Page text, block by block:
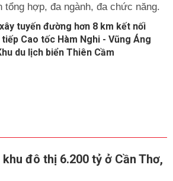
tổng hợp, đa ngành, đa chức năng.
tuyến đường hơn 8 km kết nối
Cao tốc Hàm Nghi - Vũng Áng
du lịch biển Thiên Cầm
đô thị 6.200 tỷ ở Cần Thơ,